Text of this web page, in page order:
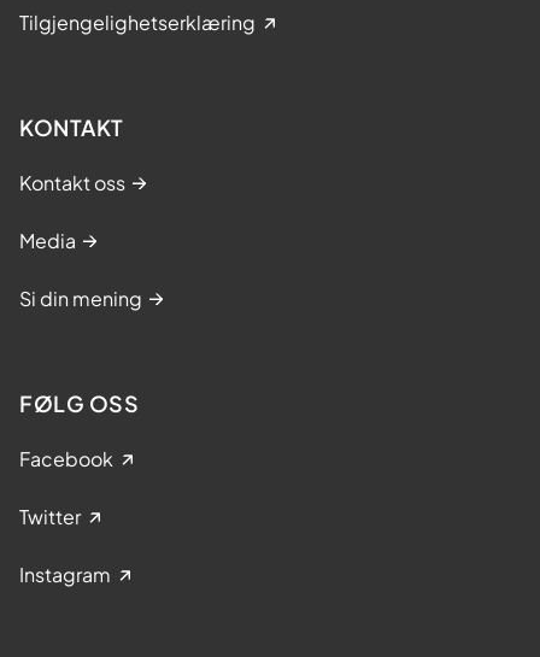
Tilgjengelighetserklæring
KONTAKT
Kontakt oss
Media
Si din mening
FØLG OSS
Facebook
Twitter
Instagram